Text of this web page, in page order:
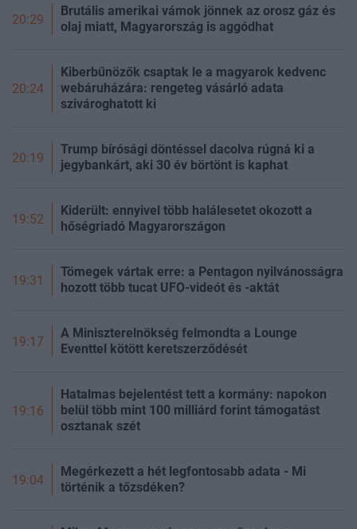
20:29
Brutális amerikai vámok jönnek az orosz gáz és
olaj miatt, Magyarország is aggódhat
20:24
Kiberbűnözők csaptak le a magyarok kedvenc
webáruházára: rengeteg vásárló adata
szivároghatott ki
20:19
Trump bírósági döntéssel dacolva rúgná ki a
jegybankárt, aki 30 év börtönt is kaphat
19:52
Kiderült: ennyivel több halálesetet okozott a
hőségriadó Magyarországon
19:31
Tömegek vártak erre: a Pentagon nyilvánosságra
hozott több tucat UFO-videót és -aktát
19:17
A Miniszterelnökség felmondta a Lounge
Eventtel kötött keretszerződését
19:16
Hatalmas bejelentést tett a kormány: napokon
belül több mint 100 milliárd forint támogatást
osztanak szét
19:04
Megérkezett a hét legfontosabb adata - Mi
történik a tőzsdéken?